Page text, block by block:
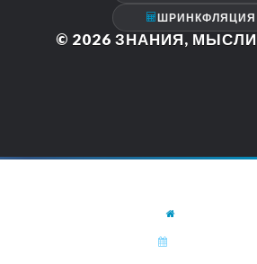
ШРИНКФЛЯЦИЯ
© 2026 ЗНАНИЯ,